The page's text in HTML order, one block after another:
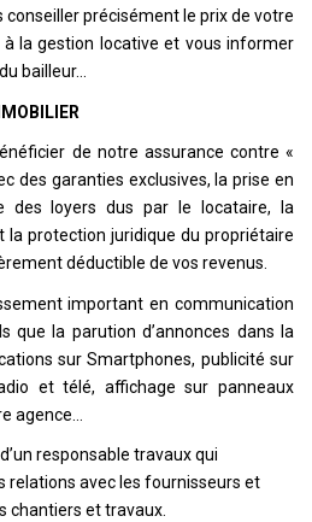
précisément le prix de votre
à la gestion locative et vous informer
bailleur…
de notre assurance contre «
des garanties exclusives, la prise en
des loyers dus par le locataire, la
protection juridique du propriétaire
déductible de vos revenus.
important en communication
que la parution d’annonces dans la
sur Smartphones, publicité sur
et télé, affichage sur panneaux
agence…
responsable travaux qui
relations avec les fournisseurs et
chantiers et travaux.